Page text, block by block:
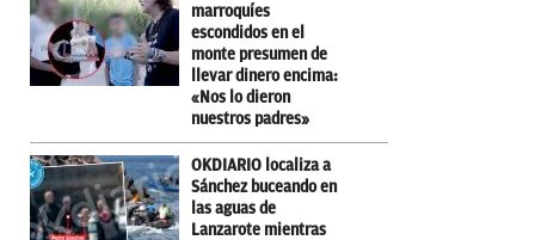
marroquíes
escondidos en el
monte presumen de
llevar dinero encima:
«Nos lo dieron
nuestros padres»
OKDIARIO localiza a
Sánchez buceando en
las aguas de
Lanzarote mientras